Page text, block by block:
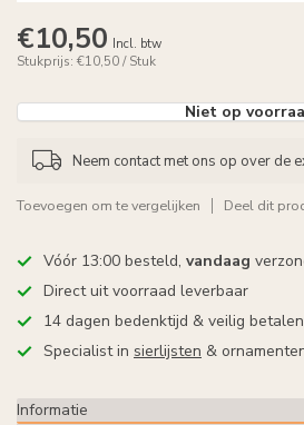
€10,50 Incl. btw
Stukprijs: €10,50 / Stuk
Niet op
Neem contact met ons op over de
Toevoegen om te vergelijken Deel dit
Vóór 13:00 besteld, vandaag
Direct uit voorraad leverbaar
14 dagen bedenktijd & veilig betalen
Specialist in sierlijsten &
Informatie